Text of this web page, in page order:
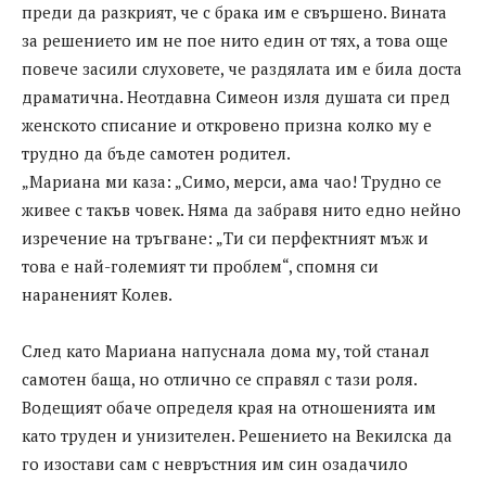
преди да разкрият, че с брака им е свършено. Вината
за решението им не пое нито един от тях, а това още
повече засили слуховете, че раздялата им е била доста
драматична. Неотдавна Симеон изля душата си пред
женското списание и откровено призна колко му е
трудно да бъде самотен родител.
„Мариана ми каза: „Симо, мерси, ама чао! Трудно се
живее с такъв човек. Няма да забравя нито едно нейно
изречение на тръгване: „Ти си перфектният мъж и
това е най-големият ти проблем“, спомня си
нараненият Колев.
След като Мариана напуснала дома му, той станал
самотен баща, но отлично се справял с тази роля.
Водещият обаче определя края на отношенията им
като труден и унизителен. Решението на Векилска да
го изостави сам с невръстния им син озадачило